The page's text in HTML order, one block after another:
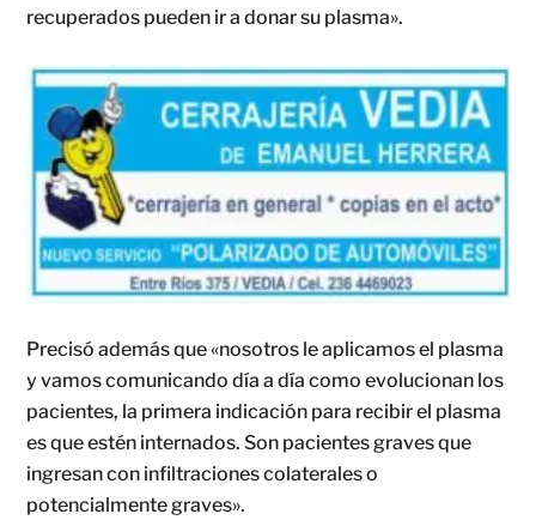
recuperados pueden ir a donar su plasma».
Precisó además que «nosotros le aplicamos el plasma
y vamos comunicando día a día como evolucionan los
pacientes, la primera indicación para recibir el plasma
es que estén internados. Son pacientes graves que
ingresan con infiltraciones colaterales o
potencialmente graves».